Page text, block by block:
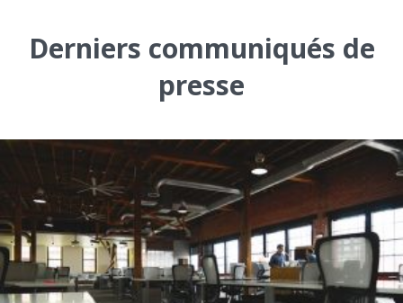
Derniers communiqués de
presse